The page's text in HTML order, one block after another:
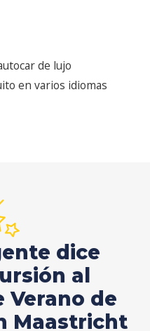
de lujo
en varios idiomas
dice
al
Verano de
Maastricht